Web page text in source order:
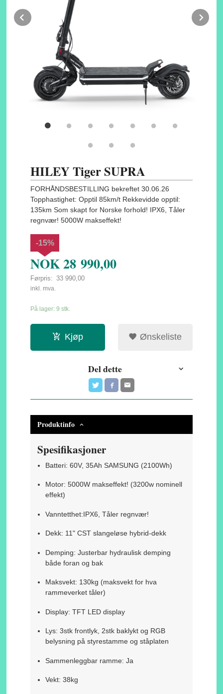
Prev
HILEY Tiger SUPRA
FORHÅNDSBESTILLING bekreftet 30.06.26
Topphastighet: Opptil 85km/t Rekkevidde opptil:
135km Som skapt for Norske forhold! IPX6, Tåler
regnvær! 5000W makseffekt!
NOK28 990,00
Førpris: 33 990,00
Rabatt
-15%
inkl. mva.
På lager: 9 stk.
Kjøp Ønskeliste
Del dette
Produktinfo
Spesifikasjoner
Batteri: 60V, 35Ah SAMSUNG (2100Wh)
Motor: 5000W makseffekt! (3200w nominell
effekt)
Vanntetthet:IPX6, Tåler regnvær!
Dekk: 11" CST slangeløse hybrid-dekk
Demping: Justerbar hydraulisk demping
både foran og bak
Maksvekt: 130kg (maksvekt for hva
rammeverket tåler)
Display: TFT LED display
Lys: 3stk frontlyk, 2stk baklykt og RGB
belysning på styrestamme og ståplaten
Sammenleggbar ramme: Ja
Vekt: 38kg